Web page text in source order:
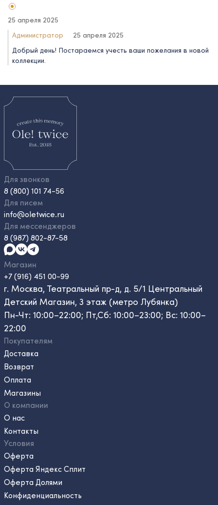
25 апреля 2025
Администратор
25 апреля 2025
Добрый день! Постараемся учесть ваши пожелания в новой
коллекции.
Для звонков
8 (800) 101 74-56
Для писем
info@oletwice.ru
Для мессенджеров
8 (987) 802-87-58
Магазин
+7 (916) 451 00-99
г. Москва, Театральный пр-д, д. 5/1 Центральный
Детский Магазин, 3 этаж (метро Лубянка)
Пн-Чт: 10:00–22:00; Пт,Сб: 10:00–23:00; Вс: 10:00–
22:00
Покупателям
Доставка
Возврат
Оплата
Магазины
О компании
О нас
Контакты
Условия
Оферта
Оферта Яндекс Сплит
Оферта Долями
Конфиденциальность